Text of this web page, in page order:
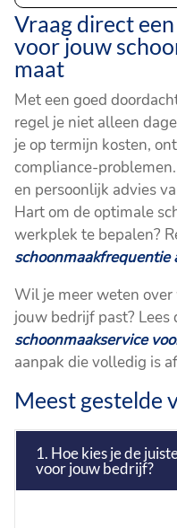
Vraag direct
voor jouw
maat
Met een goed
regel je niet alleen
je op termijn kosten,
compliance-
en persoonlijk advies
Hart om de optimale
werkplek te bepalen?
schoonmaakfrequentie
Wil je meer weten
jouw bedrijf past? Lees
schoonmaakservice
aanpak die volledig is
Meest gestelde
1. Hoe kies je de
voor jouw bedrijf?